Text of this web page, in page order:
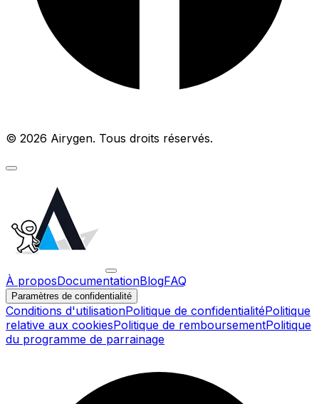
© 2026 Airygen. Tous droits réservés.
À proposDocumentationBlogFAQ
Paramètres de confidentialité
Conditions d'utilisationPolitique de confidentialitéPolitique
relative aux cookiesPolitique de remboursementPolitique
du programme de parrainage